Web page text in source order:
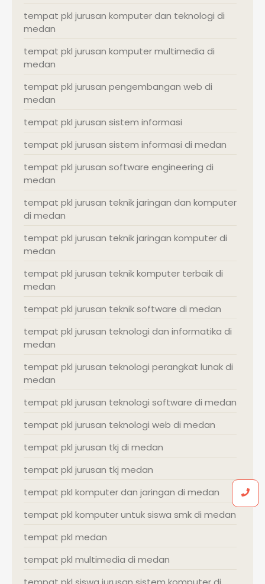
tempat pkl jurusan komputer dan teknologi di
medan
tempat pkl jurusan komputer multimedia di
medan
tempat pkl jurusan pengembangan web di
medan
tempat pkl jurusan sistem informasi
tempat pkl jurusan sistem informasi di medan
tempat pkl jurusan software engineering di
medan
tempat pkl jurusan teknik jaringan dan komputer
di medan
tempat pkl jurusan teknik jaringan komputer di
medan
tempat pkl jurusan teknik komputer terbaik di
medan
tempat pkl jurusan teknik software di medan
tempat pkl jurusan teknologi dan informatika di
medan
tempat pkl jurusan teknologi perangkat lunak di
medan
tempat pkl jurusan teknologi software di medan
tempat pkl jurusan teknologi web di medan
tempat pkl jurusan tkj di medan
tempat pkl jurusan tkj medan
tempat pkl komputer dan jaringan di medan
tempat pkl komputer untuk siswa smk di medan
tempat pkl medan
tempat pkl multimedia di medan